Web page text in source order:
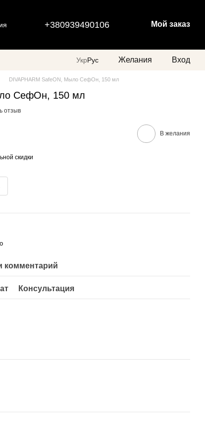
+380939490106 Мой заказ
УкрРус Желания Вход
DIVAPHARM SafeON, Мыло СефОн, 150 мл
СефОн, 150 мл
отзыв
В желания
скидки
комментарий
Консультация